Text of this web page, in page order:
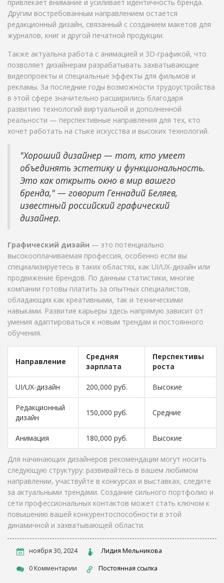
привлекает внимание и усиливает идентичность бренда.
Другим востребованным направлением остается
редакционный дизайн, связанный с созданием макетов для
журналов, книг и другой печатной продукции.
Также актуальна работа с анимацией и 3D-графикой, что
позволяет дизайнерам разрабатывать захватывающие
видеопроекты и специальные эффекты для фильмов и
рекламы. За последние годы возможности трудоустройства
в этой сфере значительно расширились благодаря
развитию технологий виртуальной и дополненной
реальности — перспективные направления для тех, кто
хочет работать на стыке искусства и высоких технологий.
"Хороший дизайнер — тот, кто умеет
объединять эстетику и функциональность.
Это как открыть окно в мир вашего
бренда," — говорит Геннадий Беляев,
известный российский графический
дизайнер.
Графический дизайн — это потенциально
высокооплачиваемая профессия, особенно если вы
специализируетесь в таких областях, как UI/UX-дизайн или
продвижение брендов. По данным статистики, многие
компании готовы платить за опытных специалистов,
обладающих как креативными, так и техническими
навыками. Развитие карьеры здесь напрямую зависит от
умения адаптироваться к новым трендам и постоянного
обучения.
Направление
Средняя
зарплата
Перспективы
роста
UI/UX-дизайн 200,000 руб. Высокие
Редакционный
дизайн
150,000 руб. Средние
Анимация 180,000 руб. Высокие
Для начинающих дизайнеров рекомендации могут носить
следующую структуру: развивайтесь в вашем любимом
направлении, участвуйте в конкурсах и выставках, следите
за актуальными трендами. Создание сильного портфолио и
сети профессиональных контактов может стать ключом к
повышению вашей конкурентоспособности в этой
динамичной и захватывающей области.
ноября 30, 2024 Лидия Мельникова
0 Комментарии Постоянная ссылка